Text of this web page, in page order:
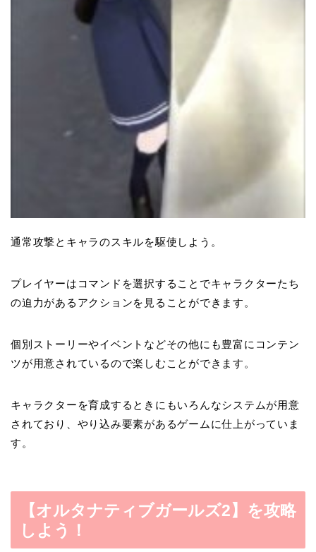
通常攻撃とキャラのスキルを駆使しよう。
プレイヤーはコマンドを選択することでキャラクターたち
の迫力があるアクションを見ることができます。
個別ストーリーやイベントなどその他にも豊富にコンテン
ツが用意されているので楽しむことができます。
キャラクターを育成するときにもいろんなシステムが用意
されており、やり込み要素があるゲームに仕上がっていま
す。
【オルタナティブガールズ2】を攻略
しよう！